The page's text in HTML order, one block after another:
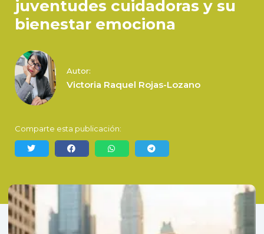
juventudes cuidadoras y su
bienestar emociona
Autor:
Victoria Raquel Rojas-Lozano
Comparte esta publicación: